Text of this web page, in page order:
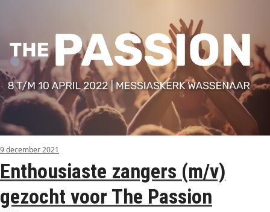
9 december 2021
Enthousiaste zangers (m/v)
gezocht voor The Passion